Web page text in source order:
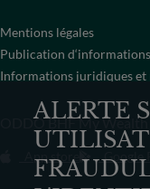
ALERTE
Mentions légales
Publication
Informations juridiques et
ODDO BHF My Wealth
App store Google